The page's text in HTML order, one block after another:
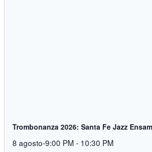
Trombonanza 2026: Santa Fe Jazz
8 agosto-9:00 PM - 10:30 PM